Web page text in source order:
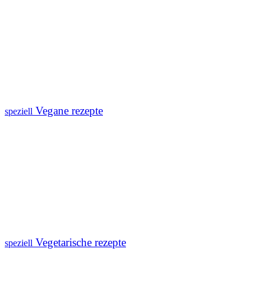
speziell Vegane rezepte
speziell Vegetarische rezepte